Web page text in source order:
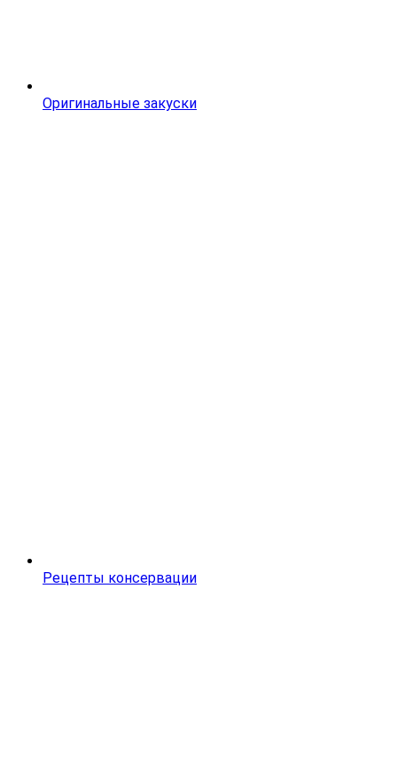
Оригинальные закуски
Рецепты консервации